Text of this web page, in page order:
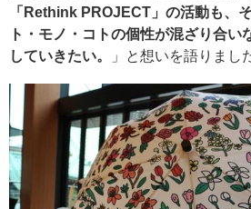
「Rethink PROJECT」の活動も、
ト・モノ・コトの個性が混ざり合い
していきたい。
」と想いを語りまし